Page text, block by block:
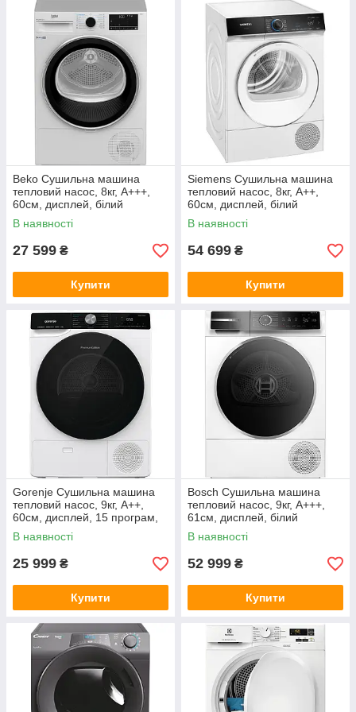
Beko Сушильна машина
тепловий насос, 8кг, A+++,
60см, дисплей, білий
В наявності
27 599 ₴
Купити
Siemens Сушильна машина
тепловий насос, 8кг, A++,
60см, дисплей, білий
В наявності
54 699 ₴
Купити
Gorenje Сушильна машина
тепловий насос, 9кг, A++,
60см, дисплей, 15 програм,
підсвітка барабану, білий
В наявності
25 999 ₴
Купити
Bosch Сушильна машина
тепловий насос, 9кг, A+++,
61см, дисплей, білий
В наявності
52 999 ₴
Купити